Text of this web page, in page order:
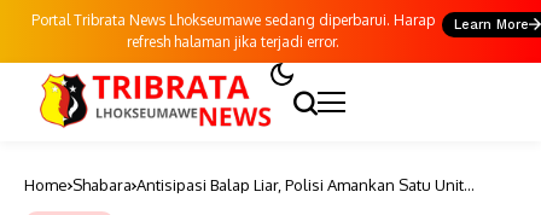
Portal Tribrata News Lhokseumawe sedang diperbarui. Harap
refresh halaman jika terjadi error.
Learn More
Home Shabara Antisipasi Balap Liar, Polisi Amankan Satu Unit